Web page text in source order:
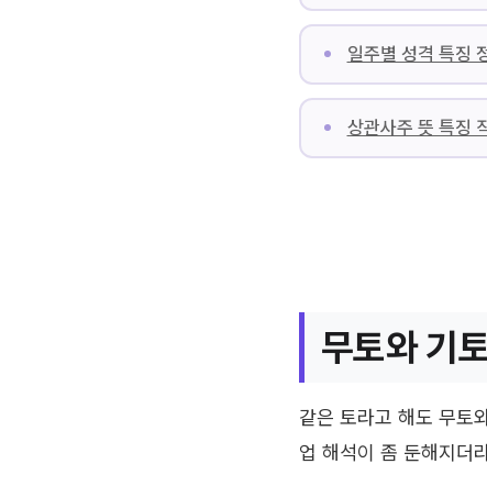
일주별 성격 특징
상관사주 뜻 특징
무토와 기
같은 토라고 해도 무토
업 해석이 좀 둔해지더